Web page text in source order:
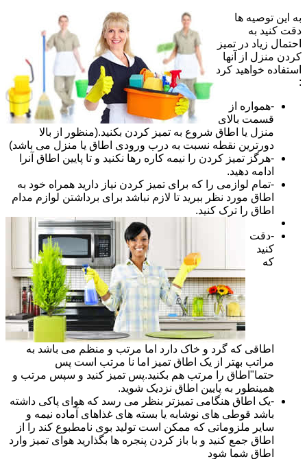
به این توصیه ها
دقت کنید به
احتمال زیاد در تمیز
کردن منزل از آنها
استفاده خواهید کرد
:
-همواره از
قسمت بالای
منزل یا اطاق شروع به تمیز کردن بکنید.(منظور از بالا
دورترین نقطه نسبت به درب ورودی اطاق یا منزل می باشد)
-هرگز تمیز کردن را نیمه کاره رها نکنید و تا پایین اطاق آنرا
ادامه دهید.
-تمام لوازمی را که برای تمیز کردن نیاز دارید همراه خود به
اطاق مورد نظر ببرید تا لازم نباشد برای برداشتن لوازم مدام
اطاق را ترک کنید.
-دقت
کنید
که
اطاقی که گرد و خاک دارد اما مرتب و منظم می باشد به
مراتب بهتر از یک اطاق تمیز اما نا مرتب است پس
حتما"اطاق را مرتب هم بکنید.پس تمیز کنید و سپس مرتب و
همینطور به پایین اطاق نزدیک شوید.
-یک اطاق هنگامی تمیزتر بنظر می رسد که هوای پاکی داشته
باشد قوطی های نوشابه یا بسته های غذاهای آماده نیمه و
سایر ملزوماتی که ممکن است تولید بوی نامطبوع کند را از
اطاق جمع کنید و با باز کردن پنجره ها بگذارید هوای تمیز وارد
اطاق شما شود